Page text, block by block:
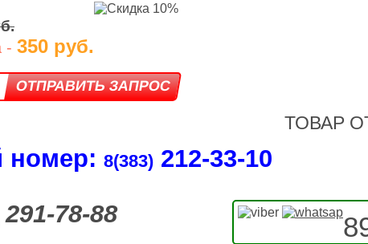
- 350 руб.
ТОВАР
номер: 8(383) 212‑33‑10
291-78-88